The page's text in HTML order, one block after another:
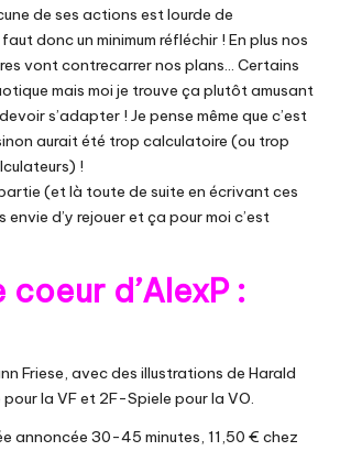
de ses actions est lourde de
donc un minimum réfléchir ! En plus nos
vont contrecarrer nos plans… Certains
mais moi je trouve ça plutôt amusant
s’adapter ! Je pense même que c’est
aurait été trop calculatoire (ou trop
!
(et là toute de suite en écrivant ces
envie d’y rejouer et ça pour moi c’est
coeur d’AlexP :
Friese, avec des illustrations de Harald
la VF et 2F-Spiele pour la VO.
annoncée 30-45 minutes, 11,50 € chez